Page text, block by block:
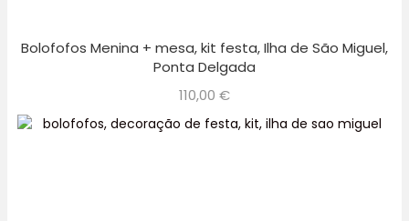
Bolofofos Menina + mesa, kit festa, Ilha de São Miguel,
Ponta Delgada
110,00 €